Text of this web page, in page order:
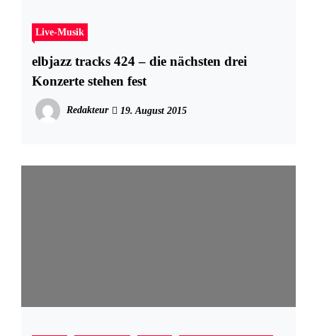
Live-Musik
elbjazz tracks 424 – die nächsten drei
Konzerte stehen fest
Redakteur 19. August 2015